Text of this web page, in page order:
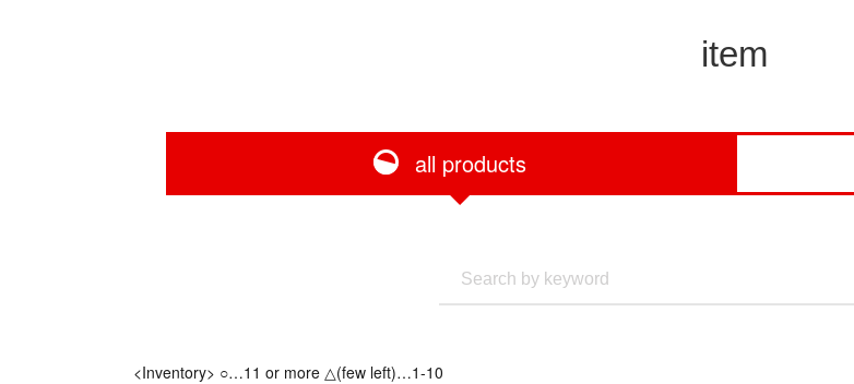
item
all products
<Inventory> ○…11 or more △(few left)…1-10